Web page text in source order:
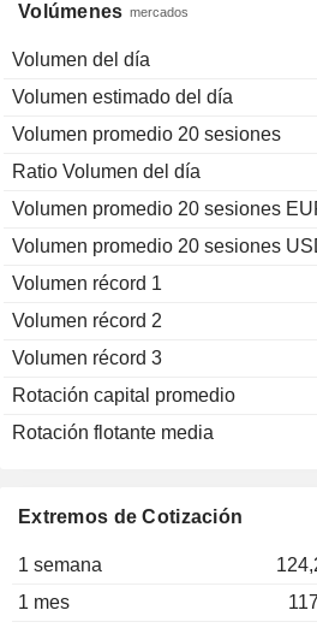
Volúmenes mercados
Volumen del día
Volumen estimado del día
Volumen promedio 20 sesiones
Ratio Volumen del día
Volumen promedio 20 sesiones
Volumen promedio 20 sesiones
Volumen récord 1
Volumen récord 2
Volumen récord 3
Rotación capital promedio
Rotación flotante media
Extremos de Cotización
1 semana
1 mes